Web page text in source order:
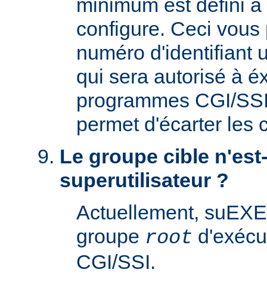
minimum est défini
configure. Ceci
numéro d'identifiant
qui sera autorisé à
programmes CGI/
permet d'écarter les
Le groupe cible
superutilisateur ?
Actuellement,
groupe root
CGI/SSI.